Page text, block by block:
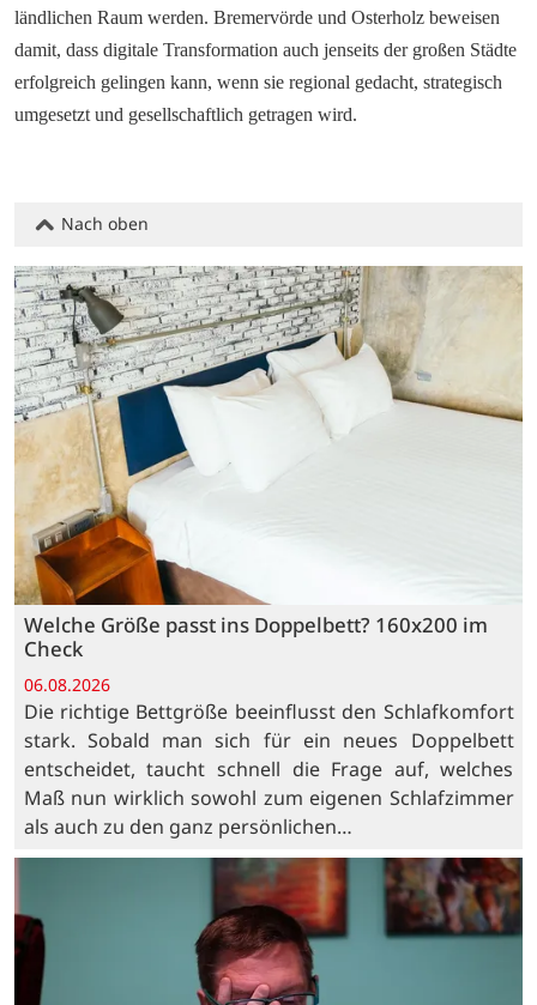
ländlichen Raum werden. Bremervörde und Osterholz beweisen
damit, dass digitale Transformation auch jenseits der großen Städte
erfolgreich gelingen kann, wenn sie regional gedacht, strategisch
umgesetzt und gesellschaftlich getragen wird.
Nach oben
Welche Größe passt ins Doppelbett? 160x200 im
Check
06.08.2026
Die richtige Bettgröße beeinflusst den Schlafkomfort
stark. Sobald man sich für ein neues Doppelbett
entscheidet, taucht schnell die Frage auf, welches
Maß nun wirklich sowohl zum eigenen Schlafzimmer
als auch zu den ganz persönlichen…